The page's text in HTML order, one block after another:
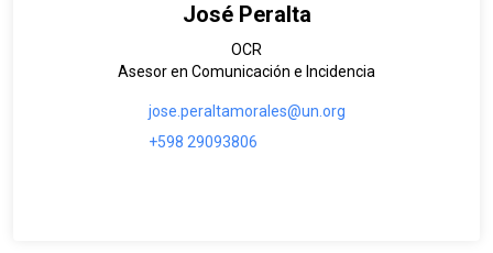
José Peralta
OCR
Asesor en Comunicación e Incidencia
jose.peraltamorales@un.org
+598 29093806